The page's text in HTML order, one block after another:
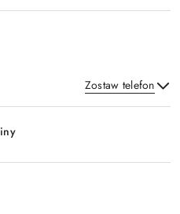
Zostaw telefon